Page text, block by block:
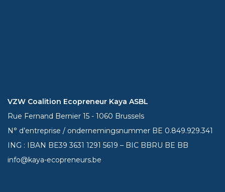
VZW Coalition Ecopreneur Kaya ASBL
Rue Fernand Bernier 15 - 1060 Brussels
N° d’entreprise / ondernemingsnummer BE 0.849.929.341
ING : IBAN BE393631 1291 5619 – BIC BBRU BE BB
info@kaya-ecopreneurs.be